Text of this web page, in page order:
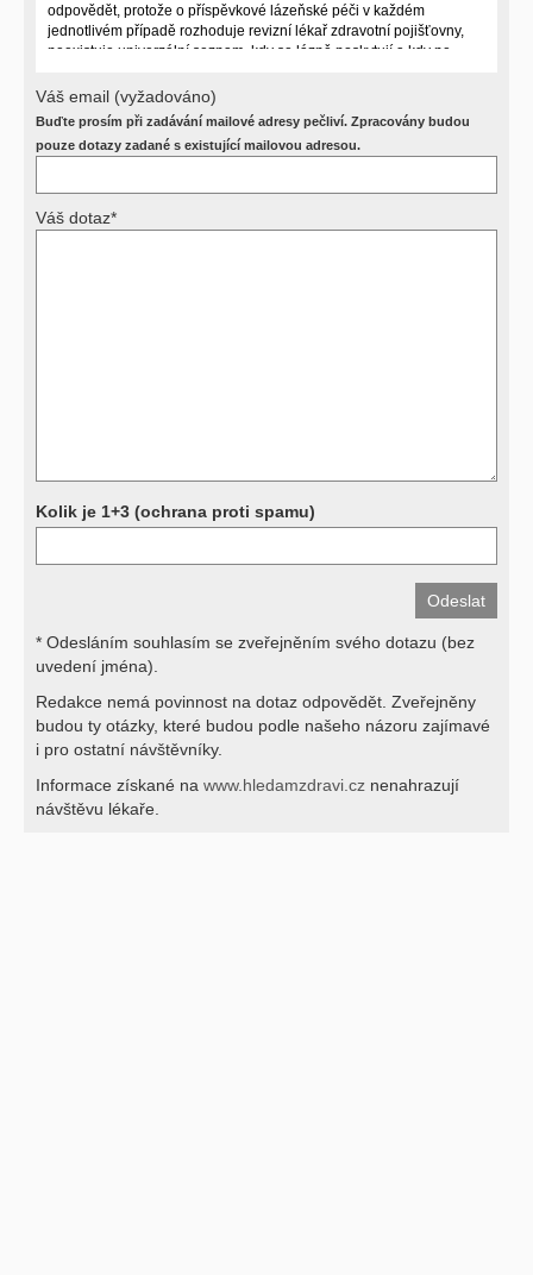
odpovědět, protože o příspěvkové lázeňské péči v každém
jednotlivém případě rozhoduje revizní lékař zdravotní pojišťovny,
neexistuje univerzální seznam, kdy se lázně poskytují a kdy ne.
postižení pacienta a dalších zdravotních okolnostech.
Požádejte svého ošetřujícího lékaře o návrh, který pak posoudí
příslušný revizní lékař. My vám spolehlivou odpověď dát
Výsledky vyšetření
Váš email (vyžadováno)
Buďte prosím při zadávání mailové adresy pečliví. Zpracovány budou
pouze dotazy zadané s existující mailovou adresou.
Váš dotaz*
Kolik je 1+3 (ochrana proti spamu)
* Odesláním souhlasím se zveřejněním svého dotazu (bez
uvedení jména).
Redakce nemá povinnost na dotaz odpovědět. Zveřejněny
budou ty otázky, které budou podle našeho názoru zajímavé
i pro ostatní návštěvníky.
Informace získané na www.hledamzdravi.cz nenahrazují
návštěvu lékaře.